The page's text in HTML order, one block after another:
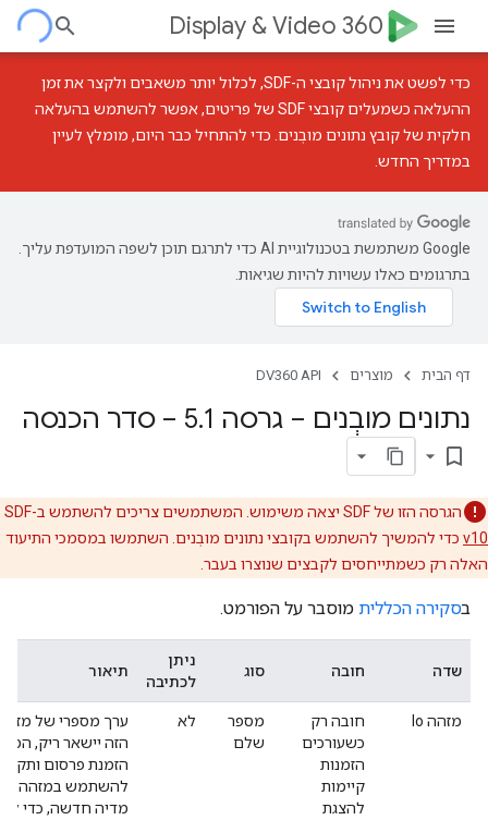
Display & Video 360
כדי לפשט את ניהול קובצי ה-SDF, לכלול יותר משאבים ולקצר את זמן
ההעלאה כשמעלים קובצי SDF של פריטים, אפשר להשתמש ב
העלאה
חלקית של קובץ נתונים מובְנים . כדי להתחיל כבר היום, מומלץ לעיין
במדריך החדש
‫Google משתמשת בטכנולוגיית AI כדי לתרגם תוכן לשפה המועדפת עליך.
בתרגומים כאלו עשויות להיות שגיאות.
דף הבית מוצרים DV360 API
נתונים מובְנים – גרסה 5 .1 – סדר הכנסה
bookmark_border
הגרסה הזו של SDF יצאה משימוש. המשתמשים צריכים להשתמש ב-SDF
v10 כדי להמשיך להשתמש בקובצי נתונים מובְנים. השתמשו במסמכי התיעוד
האלה רק כשמתייחסים לקבצים שנוצרו בעבר.
בסקירה הכללית מוסבר על הפורמט.
שדה חובה סוג
ניתן
לכתיבה
תיאור
מזהה Io
חובה רק
כשעורכים
הזמנות
קיימות
להצגת
מספר
שלם
לא
ערך מספרי של
הזה יישאר ריק,
הזמנת פרסום
להשתמש במזהה
מדיה חדשה, כדי